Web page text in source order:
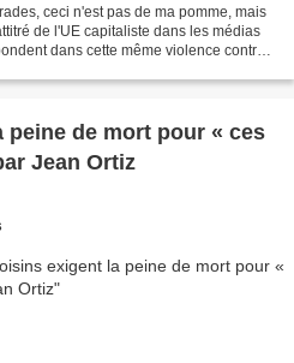
ceci n'est pas de ma pomme, mais
de l'UE capitaliste dans les médias
dans cette même violence contre
de mort pour « ces
Jean Ortiz